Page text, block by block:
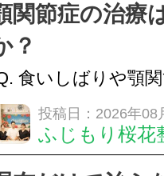
関節症の治療
？
食いしばりや顎
えますか？A. はい
。食いしばりや歯
投稿日：2026年08
ふじもり桜花